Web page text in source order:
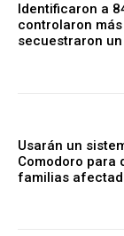
Identificaron a
controlaron
secuestraron
Usarán un
Comodoro para
familias